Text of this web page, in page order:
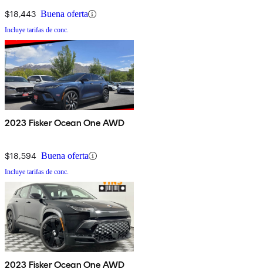
$18,443 Buena oferta
Incluye tarifas de conc.
2023 Fisker Ocean One AWD
$18,594 Buena oferta
Incluye tarifas de conc.
2023 Fisker Ocean One AWD